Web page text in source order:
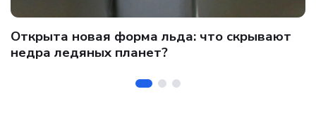
Открыта новая форма льда: что скрывают
недра ледяных планет?